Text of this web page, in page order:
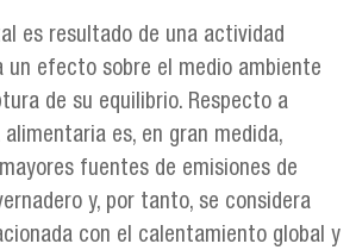
es resultado de una actividad
un efecto sobre el medio ambiente
de su equilibrio. Respecto a
es, en gran medida,
fuentes de emisiones de
y, por tanto, se considera
con el calentamiento global y